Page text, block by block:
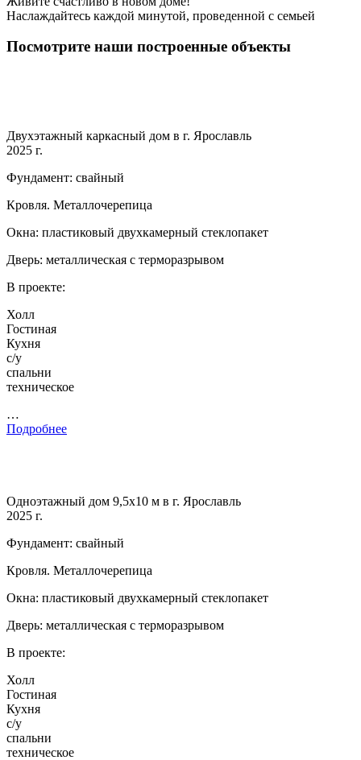
Наслаждайтесь каждой минутой, проведенной с семьей
Посмотрите наши построенные объекты
Двухэтажный каркасный дом в г. Ярославль
2025 г.
Фундамент: свайный
Кровля. Металлочерепица
Окна: пластиковый двухкамерный стеклопакет
Дверь: металлическая с терморазрывом
В проекте:
Холл
Гостиная
Кухня
с/у
спальни
техническое
…
Подробнее
Одноэтажный дом 9,5х10 м в г. Ярославль
2025 г.
Фундамент: свайный
Кровля. Металлочерепица
Окна: пластиковый двухкамерный стеклопакет
Дверь: металлическая с терморазрывом
В проекте:
Холл
Гостиная
Кухня
с/у
спальни
техническое